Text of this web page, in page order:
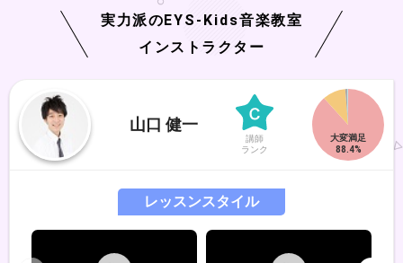
実力派の EYS-Kids音楽教室
インストラクター
山口 健一
講師
ランク
レッスンスタイル